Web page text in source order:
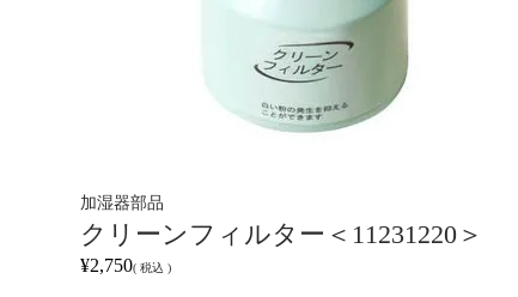
加湿器部品
クリーンフィルター＜11231220＞
¥2,750 税込